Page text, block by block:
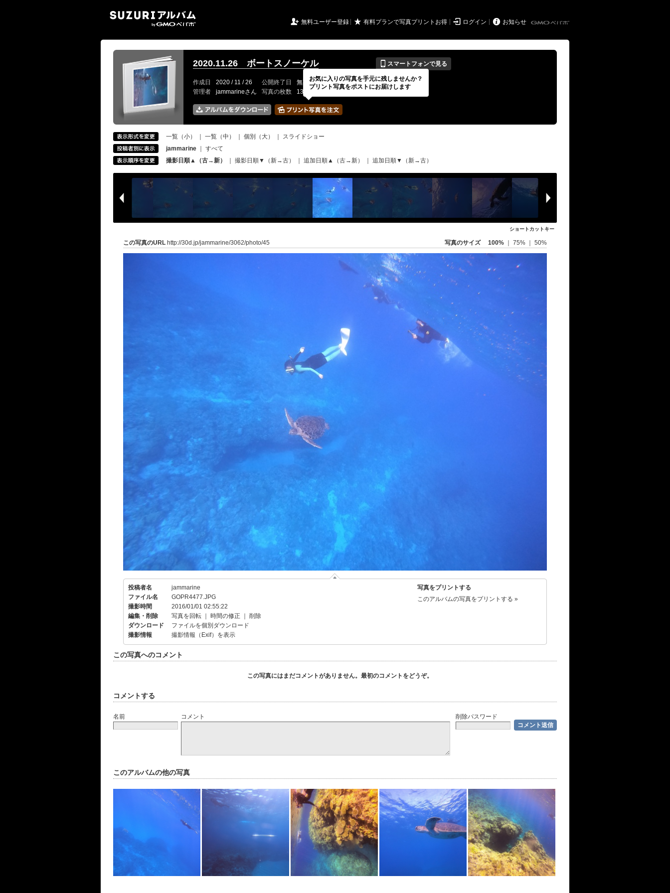
 無料ユーザー登録 ★ 有料プランで写真プリントお得  ログイン  お知らせ
2020.11.26 ボートスノーケル 📱 スマートフォンで見る
作成日 2020 / 11 / 26 公開終了日 無期限 イベントの期間
---
管理者
jammarineさん 写真の枚数 135 / 2000枚
一覧（小） 一覧（中） 個別（大）
スライドショー
jammarine
すべて
撮影日順▲（古→新）
撮影日順▼（新→古） 追加日順▲（古→新） 追加日順▼（新→古）
ショートカットキー
この写真のURL http://30d.jp/jammarine/3062/photo/45 写真のサイズ 100% 75% 50%
投稿者名
jammarine
ファイル名
GOPR4477.JPG
撮影時間
2016/01/01 02:55:22
編集・削除
写真を回転 時間の修正
削除
ダウンロード
ファイルを個別ダウンロード
撮影情報
撮影情報（Exif）を表示
写真をプリントする
このアルバムの写真をプリントする »
この写真へのコメント
この写真にはまだコメントがありません。最初のコメントをどうぞ。
コメントする
名前 コメント 削除パスワード
このアルバムの他の写真
お気に入りの写真を手元に残しませんか？
プリント写真をポストにお届けします